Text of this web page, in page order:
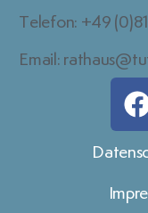
Telefon: +49
Email: